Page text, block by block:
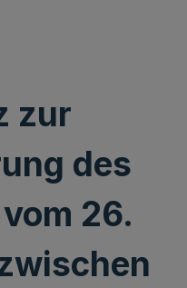
zur
des
26.